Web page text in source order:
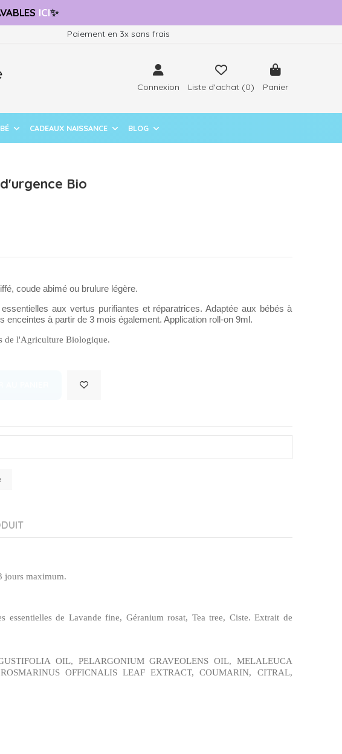
ICI✨
Paiement en 3x sans frais
Connexion Liste d'achat (0) Panier
CADEAUX NAISSANCE BLOG
Bio
coude abimé ou brulure légère.
aux vertus purifiantes et réparatrices. Adaptée aux bébés à
enceintes à partir de 3 mois également. Application roll-on 9ml.
de l'Agriculture Biologique.
jours maximum.
de Lavande fine, Géranium rosat, Tea tree, Ciste. Extrait de
OIL, PELARGONIUM GRAVEOLENS OIL, MELALEUCA
OFFICNALIS LEAF EXTRACT, COUMARIN, CITRAL,